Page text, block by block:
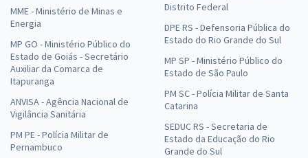
MME - Ministério de Minas e
Energia
MP GO - Ministério Público do
Estado de Goiás - Secretário
Auxiliar da Comarca de
Itapuranga
ANVISA - Agência Nacional de
Vigilância Sanitária
PM PE - Polícia Militar de
Pernambuco
Distrito Federal
DPE RS - Defensoria Pública do
Estado do Rio Grande do Sul
MP SP - Ministério Público do
Estado de São Paulo
PM SC - Polícia Militar de Santa
Catarina
SEDUC RS - Secretaria de
Estado da Educação do Rio
Grande do Sul